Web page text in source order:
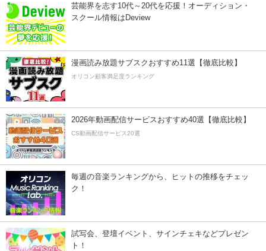
芸能界を志す10代～20代を応援！オーディション・
スクール情報はDeview
漫画読み放題サブスクおすすめ11選【徹底比較】
オリコン顧客満足度ランキング
2026年動画配信サービスおすすめ40選【徹底比較】
CS動画配信サービス20選
毎週の音楽ランキングから、ヒットの推移をチェッ
ク！
試写会、登壇イベント、サインチェキなどプレゼン
ト！